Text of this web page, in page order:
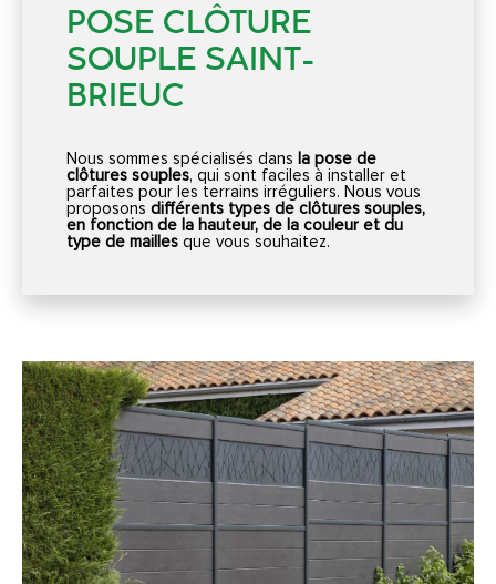
POSE CLÔTURE
SOUPLE SAINT-
BRIEUC
Nous sommes spécialisés dans la pose de
clôtures souples, qui sont faciles à installer et
parfaites pour les terrains irréguliers. Nous vous
proposons différents types de clôtures souples,
en fonction de la hauteur, de la couleur et du
type de mailles que vous souhaitez.